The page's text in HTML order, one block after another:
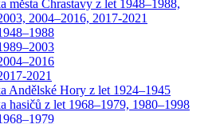
města Chrastavy z let 1948–1988,
2004–2016, 2017-2021
2021
Andělské Hory z let 1924–1945
hasičů z let 1968–1979, 1980–1998